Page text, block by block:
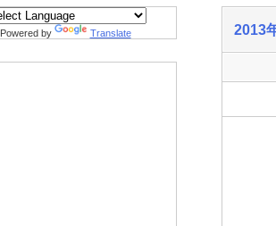
2013
Powered by Translate